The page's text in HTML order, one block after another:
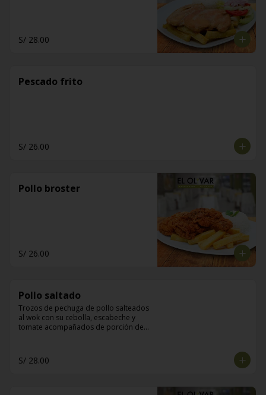
S/ 28.00
Pescado frito
S/ 26.00
Pollo broster
S/ 26.00
Pollo saltado
Trozos de pechuga de pollo salteados
al wok con su cebolla, escabeche y
tomate acompañados de porción de
S/ 28.00